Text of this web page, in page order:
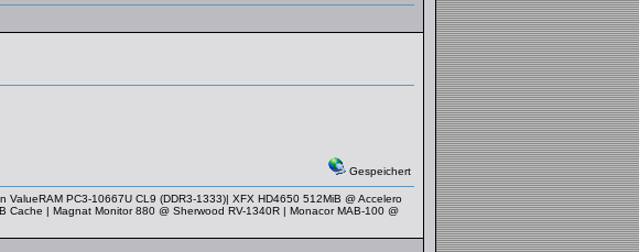
Gespeichert
PC3-10667U CL9 (DDR3-1333)| XFX HD4650 512MiB @ Accelero
| Magnat Monitor 880 @ Sherwood RV-1340R | Monacor MAB-100 @